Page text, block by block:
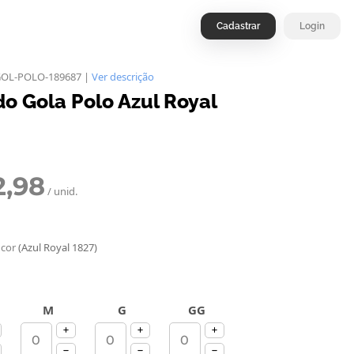
Cadastrar Login
POLO-189687 | Ver descrição
Gola Polo Azul Royal
/ unid.
(Azul Royal 1827)
M G GG